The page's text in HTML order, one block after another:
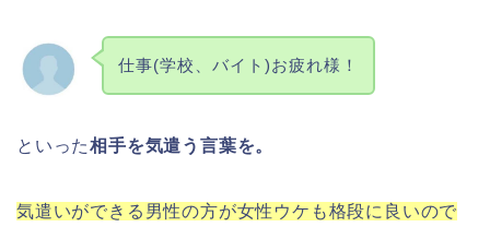
仕事(学校、バイト)お疲れ様！
といった相手を気遣う言葉を。
気遣いができる男性の方が女性ウケも格段に良いので